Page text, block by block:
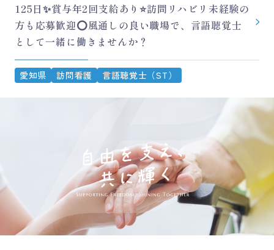
125日✨賞与年2回支給あり⭐訪問リハビリ未経験の
方も応募歓迎⭕風通しの良い職場で、言語聴覚士
として一緒に働きませんか？
愛知県 訪問看護 言語聴覚士（ST）